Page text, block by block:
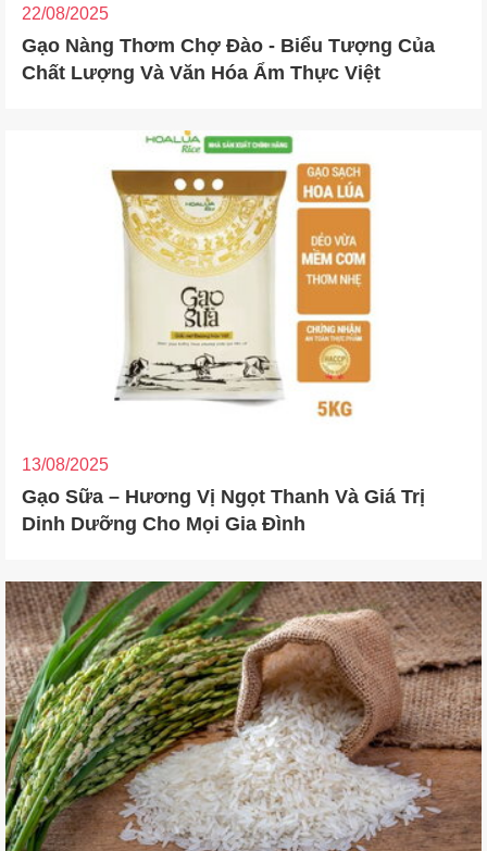
22/08/2025
Gạo Nàng Thơm Chợ Đào - Biểu Tượng Của
Chất Lượng Và Văn Hóa Ẩm Thực Việt
13/08/2025
Gạo Sữa – Hương Vị Ngọt Thanh Và Giá Trị
Dinh Dưỡng Cho Mọi Gia Đình